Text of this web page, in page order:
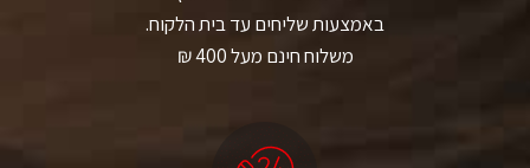
באמצעות שליחים עד בית הלקוח.
משלוח חינם מעל 400 ₪